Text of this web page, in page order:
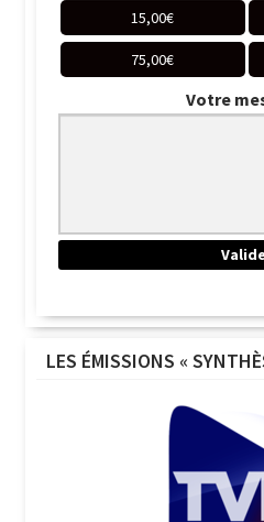
15,00€
75,00€
Votre
LES ÉMISSIONS «